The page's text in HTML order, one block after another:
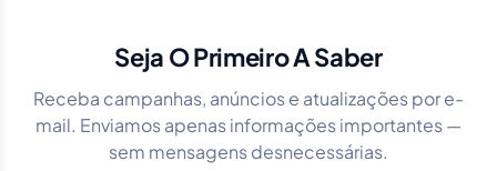
Seja O Primeiro A Saber
Receba campanhas, anúncios e atualizações por e-
mail. Enviamos apenas informações importantes —
sem mensagens desnecessárias.